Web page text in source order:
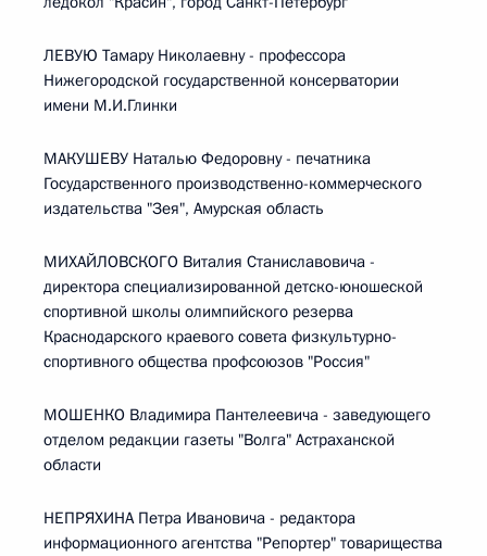
ЛЕВУЮ Тамару Николаевну - профессора
Нижегородской государственной консерватории
имени М.И.Глинки
МАКУШЕВУ Наталью Федоровну - печатника
Государственного производственно-коммерческого
издательства "Зея", Амурская область
МИХАЙЛОВСКОГО Виталия Станиславовича -
директора специализированной детско-юношеской
спортивной школы олимпийского резерва
Краснодарского краевого совета физкультурно-
спортивного общества профсоюзов "Россия"
МОШЕНКО Владимира Пантелеевича - заведующего
отделом редакции газеты "Волга" Астраханской
области
НЕПРЯХИНА Петра Ивановича - редактора
информационного агентства "Репортер" товарищества